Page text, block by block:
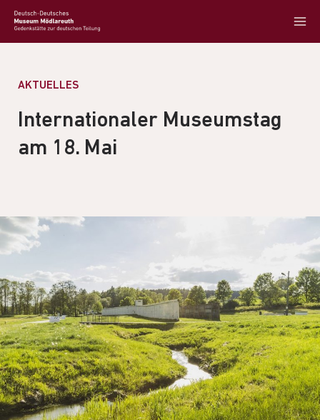
AKTUELLES
Internationaler Museumstag
am 18. Mai